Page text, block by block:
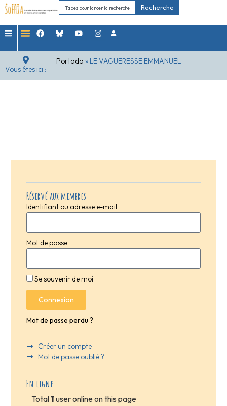
Recherche
Vous êtes ici :
Portada » LE VAGUERESSE EMMANUEL
Réservé aux membres
Identifiant ou adresse e-mail
Mot de passe
Se souvenir de moi
Connexion
Mot de passe perdu ?
Créer un compte
Mot de passe oublié ?
En ligne
Total 1 user online on this page